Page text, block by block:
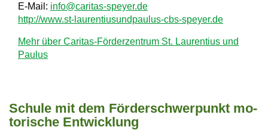
E-Mail: info@caritas-speyer.de
http://www.st-laurentiusundpaulus-cbs-speyer.de
Mehr über Caritas-Förderzentrum St. Laurentius und
Paulus
Schu­le mit dem För­der­schwer­punkt mo­
to­ri­sche Ent­wick­lung